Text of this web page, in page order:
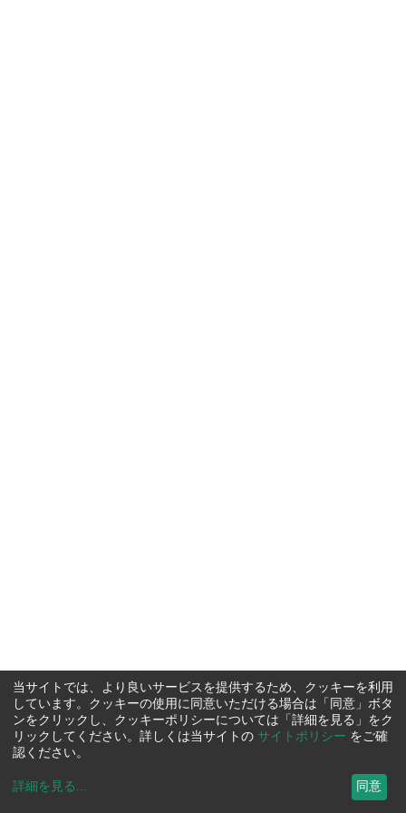
当サイトでは、より良いサービスを提供するため、クッキーを利用
しています。クッキーの使用に同意いただける場合は「同意」ボタ
ンをクリックし、クッキーポリシーについては「詳細を見る」をク
リックしてください。詳しくは当サイトの サイトポリシー をご確
認ください。
詳細を見る ... 同意